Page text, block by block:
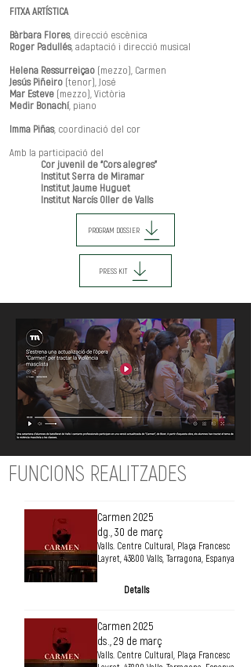
​FITXA ARTÍSTICA
Bàrbara Flores, direcció escènica
Roger Padullés, adaptació i direcció musical
Helena Ressurreiçao (mezzo), Carmen
Jesús Piñeiro (tenor), José
Mar Esteve (mezzo), Victòria
Medir Bonachí, piano
Imma Piñas, coordinació del cor
Amb la participació del
Cor juvenil de “Cors alegres”
Institut Serra de Miramar
Institut Jaume Huguet
Institut Narcís Oller de Valls
PROGRAM DOSSIER
PRESS KIT
FUNCIONS REALITZADES
Carmen 2025
dg., 30 de març
Valls. Centre Cultural, Plaça Francesc
Layret, 43800 Valls, Tarragona, Espanya
Detalls
Carmen 2025
ds., 29 de març
Valls. Centre Cultural, Plaça Francesc